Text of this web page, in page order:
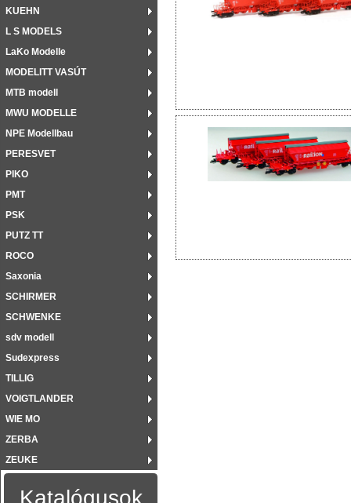
KUEHN
L S MODELS
LaKo Modelle
MODELITT VASÚT
MTB modell
MWU MODELLE
NPE Modellbau
PERESVET
PIKO
PMT
PSK
PUTZ TT
ROCO
Saxonia
SCHIRMER
SCHWENKE
sdv modell
Sudexpress
TILLIG
VOIGTLANDER
WIE MO
ZERBA
ZEUKE
Katalógusok